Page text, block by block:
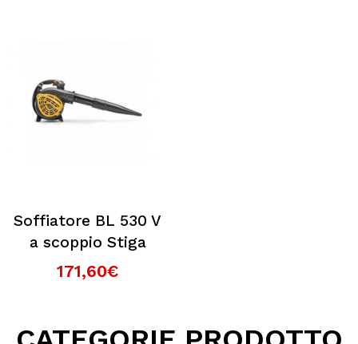
Soffiatore BL 530 V
a scoppio Stiga
171,60€